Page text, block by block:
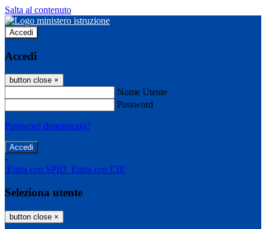
Salta al contenuto
Accedi
Accedi
button close ×
Nome Utente
Password
Password dimenticata?
-
Entra con SPID Entra con CIE
Seleziona utente
button close ×